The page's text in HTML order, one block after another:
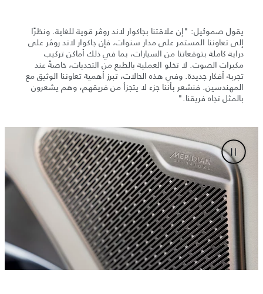
يقول صموئيل: "إن علاقتنا بجاكوار لاند روڤر قوية للغاية. ونظرًا
إلى تعاوننا المستمر على مدار سنوات، فإن جاكوار لاند روڤر على
دراية كاملة بتوقعاتنا من السيارات، بما في ذلك أماكن تركيب
مكبرات الصوت. لا تخلو العملية بالطبع من التحديات، خاصةً عند
تجربة أفكار جديدة. وفي هذه الحالات، تبرز أهمية تعاوننا الوثيق مع
المهندسين. فنشعر بأننا جزء لا يتجزأ من فريقهم، وهم يشعرون
بالمثل تجاه فريقنا."